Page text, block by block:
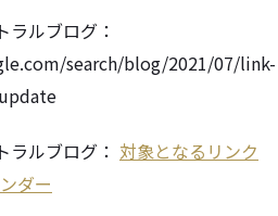
ルブログ：
search/blog/2021/07/link-
ルブログ： 対象となるリンク
ダー